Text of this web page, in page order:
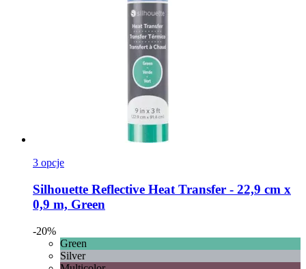
3 opcje
Silhouette Reflective Heat Transfer -​ 22,9 cm x
0,9 m, Green
-20%
Green
Silver